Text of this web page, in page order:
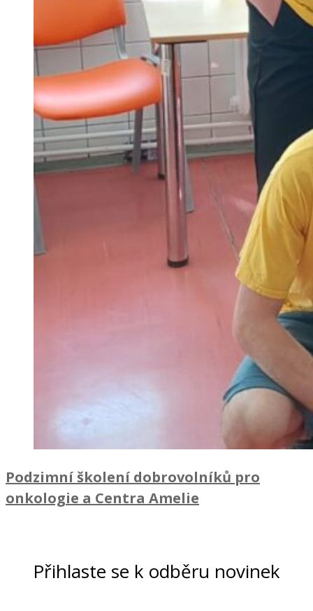
Podzimní školení dobrovolníků pro
onkologie a Centra Amelie
Přihlaste se k odběru novinek